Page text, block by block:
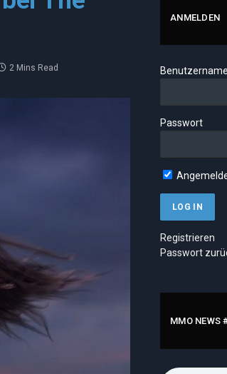
2 Mins Read
ANMELDEN
Benutzername
Passwort
Registrieren
Passwort
MMO NEWS